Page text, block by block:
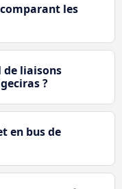
les
de liaisons
?
en bus de